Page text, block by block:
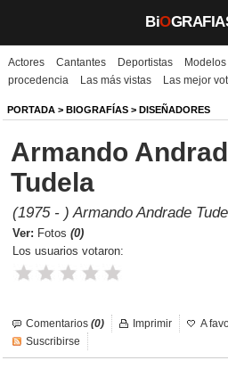
BiO
Biografías
Películas
TV
Música
Un día como hoy
Videos
Noticias
Actores Cantantes Deportistas Modelos
procedencia
Las más vistas Las mejor
PORTADA > BIOGRAFÍAS > DISEÑADORES
Armando
Tudela
(1975 - ) Armando Andrade
Ver: Fotos (0)
Los usuarios votaron:
Comentarios (0) Imprimir
A
Suscribirse